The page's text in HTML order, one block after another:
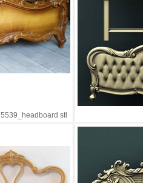
5539_headboard stl